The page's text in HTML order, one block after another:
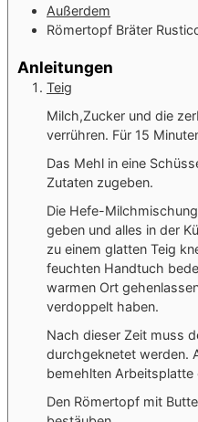
Außerdem
Römertopf Bräter
Anleitungen
Teig
Milch,Zucker und die
verrühren. Für 15
Das Mehl in eine
Zutaten zugeben.
Die Hefe-
geben und alles in der
zu einem glatten Teig
feuchten Handtuch
warmen Ort
verdoppelt haben.
Nach dieser Zeit muss
durchgeknetet werden.
bemehlten Arbeitsplatte
Den Römertopf mit